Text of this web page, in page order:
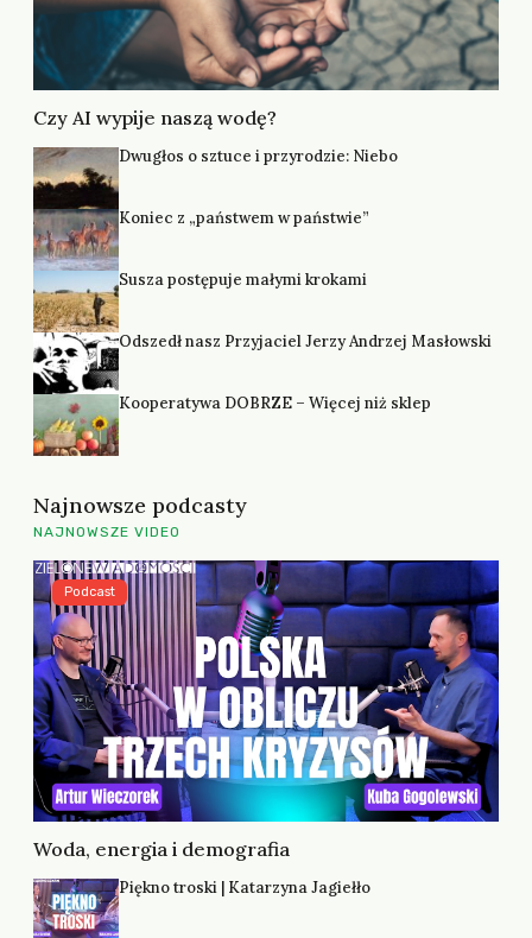
Czy AI wypije naszą wodę?
Dwugłos o sztuce i przyrodzie: Niebo
Koniec z „państwem w państwie”
Susza postępuje małymi krokami
Odszedł nasz Przyjaciel Jerzy Andrzej Masłowski
Kooperatywa DOBRZE – Więcej niż sklep
Najnowsze podcasty
NAJNOWSZE VIDEO
Woda, energia i demografia
Podcast
Piękno troski | Katarzyna Jagiełło